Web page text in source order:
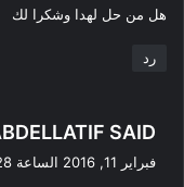
هل من حل لهدا وشكرا لك
رد
يSAID
فبراير 11, 2016 الساعة 5:28 ص